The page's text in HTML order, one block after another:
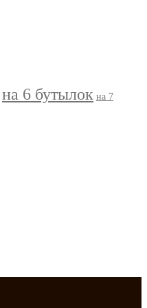
на 6 бутылок на 7